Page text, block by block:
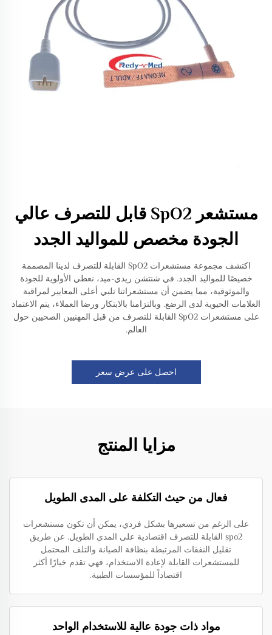
مستشعر SpO2 قابل للتصرف عالي
الجودة مخصص للمواليد الجدد
اكتشف مجموعة مستشعرات SpO2 القابلة للتصرف لدينا المصممة
خصيصًا للمواليد الجدد. في شنتشن ريدي-ميد، نعطي الأولوية للجودة
والموثوقية، مما يضمن أن مستشعراتنا تلبي أعلى المعايير لمراقبة
العلامات الحيوية لدى الرضع. وبالتزامنا بالابتكار ورضا العملاء، يتم الاعتماد
على مستشعرات SpO2 القابلة للتصرف من قبل المهنيين الصحيين حول
العالم.
احصل على عرض سعر
مزايا المنتج
فعال من حيث التكلفة على المدى الطويل
على الرغم من تسعيرها بشكل فردي، يمكن أن تكون مستشعرات
spo2 القابلة للتصرف اقتصادية على المدى الطويل. عن طريق
تقليل النفقات المرتبطة بنظافة الصيانة والتلف المحتمل
للمستشعرات القابلة لإعادة الاستخدام، فهي تقدم خيارًا أكثر
اقتصاداً للمؤسسات الطبية.
مواد ذات جودة عالية للاستخدام الواحد